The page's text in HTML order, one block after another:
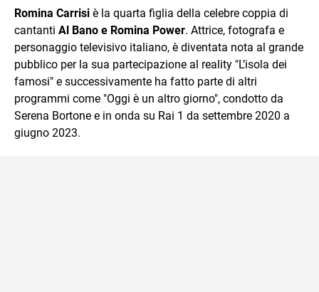
Romina Carrisi è la quarta figlia della celebre coppia di
cantanti Al Bano e Romina Power. Attrice, fotografa e
personaggio televisivo italiano, è diventata nota al grande
pubblico per la sua partecipazione al reality "L’isola dei
famosi" e successivamente ha fatto parte di altri
programmi come "Oggi è un altro giorno", condotto da
Serena Bortone e in onda su Rai 1 da settembre 2020 a
giugno 2023.